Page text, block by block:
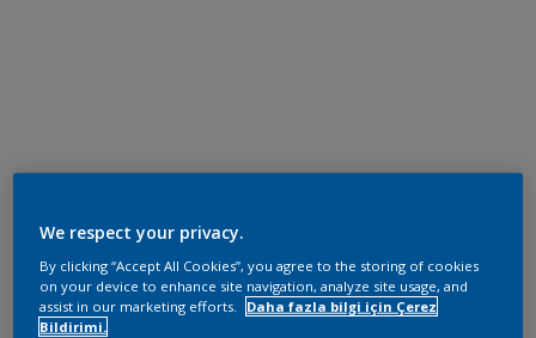
We respect your privacy.
By clicking “Accept All Cookies”, you agree to the storing of cookies
on your device to enhance site navigation, analyze site usage, and
assist in our marketing efforts.
Daha fazla bilgi için Çerez
Bildirimi.